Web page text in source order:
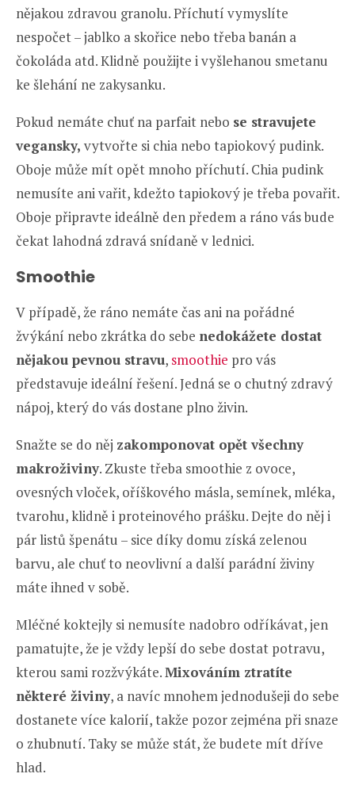
nějakou zdravou granolu. Příchutí vymyslíte
nespočet – jablko a skořice nebo třeba banán a
čokoláda atd. Klidně použijte i vyšlehanou smetanu
ke šlehání ne zakysanku.
Pokud nemáte chuť na parfait nebo se stravujete
vegansky, vytvořte si chia nebo tapiokový pudink.
Oboje může mít opět mnoho příchutí. Chia pudink
nemusíte ani vařit, kdežto tapiokový je třeba povařit.
Oboje připravte ideálně den předem a ráno vás bude
čekat lahodná zdravá snídaně v lednici.
Smoothie
V případě, že ráno nemáte čas ani na pořádné
žvýkání nebo zkrátka do sebe nedokážete dostat
nějakou pevnou stravu, smoothie pro vás
představuje ideální řešení. Jedná se o chutný zdravý
nápoj, který do vás dostane plno živin.
Snažte se do něj zakomponovat opět všechny
makroživiny. Zkuste třeba smoothie z ovoce,
ovesných vloček, oříškového másla, semínek, mléka,
tvarohu, klidně i proteinového prášku. Dejte do něj i
pár listů špenátu – sice díky domu získá zelenou
barvu, ale chuť to neovlivní a další parádní živiny
máte ihned v sobě.
Mléčné koktejly si nemusíte nadobro odříkávat, jen
pamatujte, že je vždy lepší do sebe dostat potravu,
kterou sami rozžvýkáte.Mixováním ztratíte
některé živiny, a navíc mnohem jednodušeji do sebe
dostanete více kalorií, takže pozor zejména při snaze
o zhubnutí. Taky se může stát, že budete mít dříve
hlad.